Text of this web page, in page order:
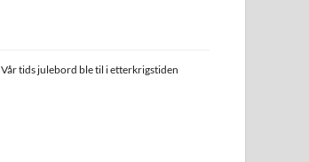
Vår tids julebord ble til i etterkrigstiden